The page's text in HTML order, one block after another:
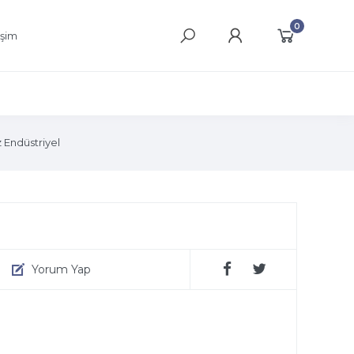
0
Endüstriyel
Yorum Yap